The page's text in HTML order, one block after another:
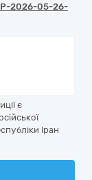
P-2026-05-26-
є
Іран